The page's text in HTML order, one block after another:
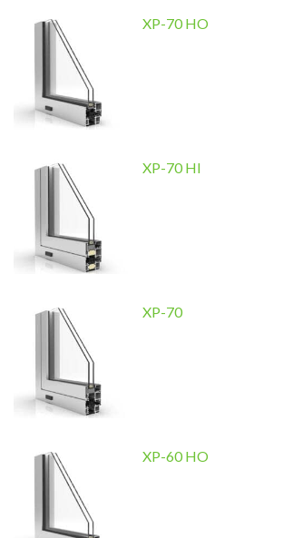
XP-70 HO
XP-70 HI
XP-70
XP-60 HO